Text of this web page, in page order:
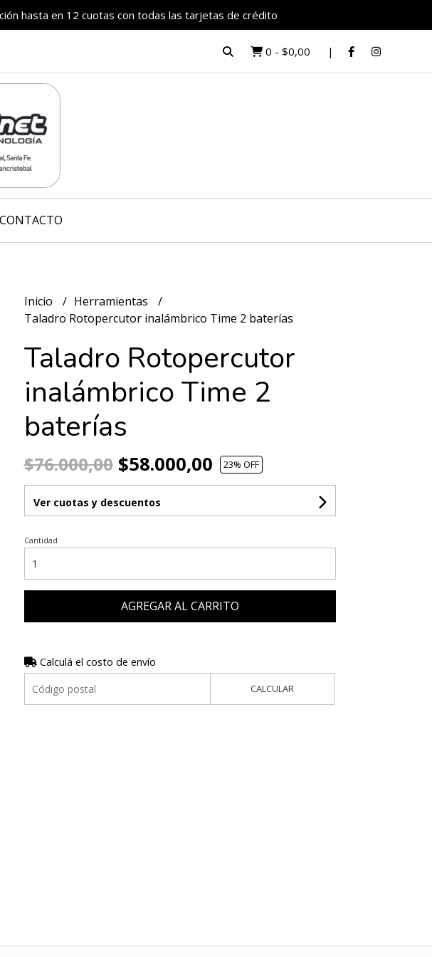
hasta en 12 cuotas con todas las tarjetas de crédito
0 - $0,00
CONTACTO
Inicio
Herramientas
Taladro Rotopercutor inalámbrico Time 2 baterías
Taladro Rotopercutor
inalámbrico Time 2
baterías
$76.000,00$58.000,00 23% OFF
Ver cuotas y descuentos
Cantidad
AGREGAR AL CARRITO
Calculá el costo de envío
CALCULAR